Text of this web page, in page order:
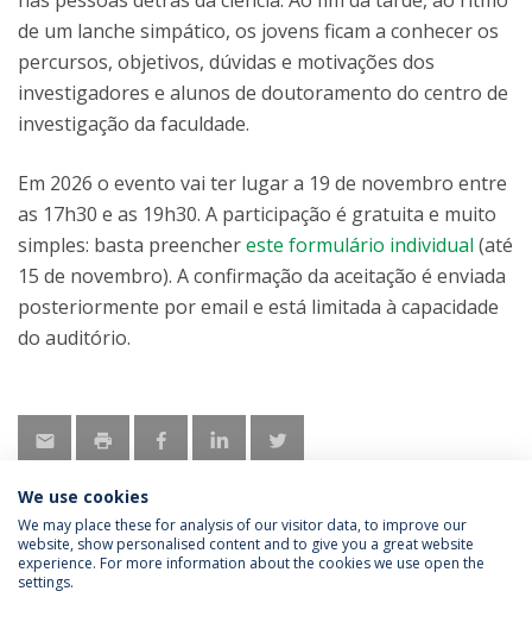
de um lanche simpático, os jovens ficam a conhecer os
percursos, objetivos, dúvidas e motivações dos
investigadores e alunos de doutoramento do centro de
investigação da faculdade.
Em 2026 o evento vai ter lugar a 19 de novembro entre
as 17h30 e as 19h30. A participação é gratuita e muito
simples: basta preenchereste formulário individual (até
15 de novembro). A confirmação da aceitação é enviada
posteriormente por email e está limitada à capacidade
do auditório.
Política de Privacidade
Termos & Condições
We use cookies
We may place these for analysis of our visitor data, to improve our
website, show personalised content and to give you a great website
experience. For more information about the cookies we use open the
settings.